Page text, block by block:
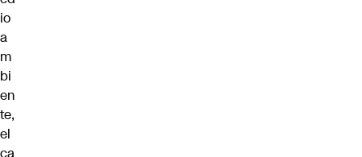
io
a
m
bi
en
te,
el
ca